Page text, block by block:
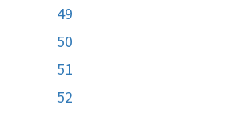
49
50
51
52